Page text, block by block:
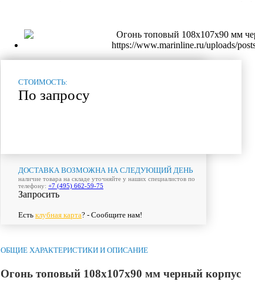
СТОИМОСТЬ:
По запросу
ДОСТАВКА ВОЗМОЖНА НА СЛЕДУЮЩИЙ ДЕНЬ
наличие товара на складе уточняйте у наших специалистов по
телефону: +7 (495) 662-59-75
Запросить
Есть клубная карта? - Сообщите нам!
ОБЩИЕ ХАРАКТЕРИСТИКИ И ОПИСАНИЕ
Огонь топовый 108х107х90 мм черный корпус